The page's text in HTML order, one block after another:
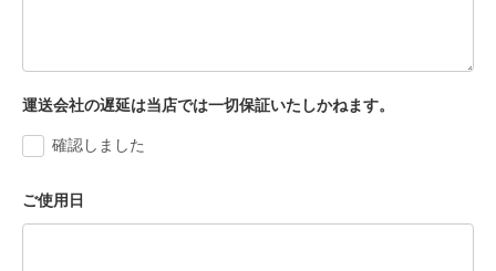
運送会社の遅延は当店では一切保証いたしかねます。
確認しました
ご使用日